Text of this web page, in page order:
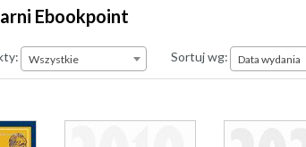
Ebookpoint
Wszystkie Sortuj wg:Data wydania
Data wydania